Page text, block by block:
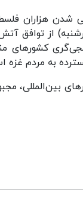
و زخمی شدن هزاران
از توافق
کشورهای
به مردم غزه